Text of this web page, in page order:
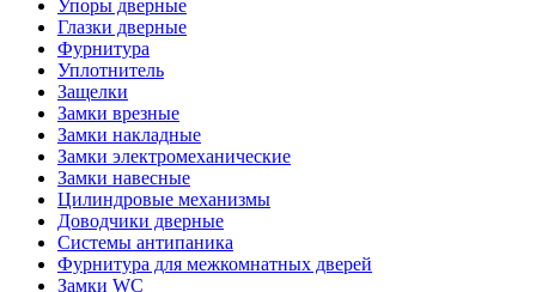
Упоры дверные
Глазки дверные
Фурнитура
Уплотнитель
Защелки
Замки врезные
Замки накладные
Замки электромеханические
Замки навесные
Цилиндровые механизмы
Доводчики дверные
Системы антипаника
Фурнитура для межкомнатных дверей
Замки WC